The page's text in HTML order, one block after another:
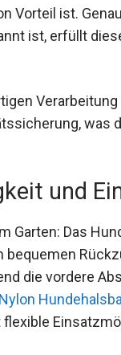
Vorteil ist.
ist, erfüllt
was
und
Garten: Das
bequemen
die vordere